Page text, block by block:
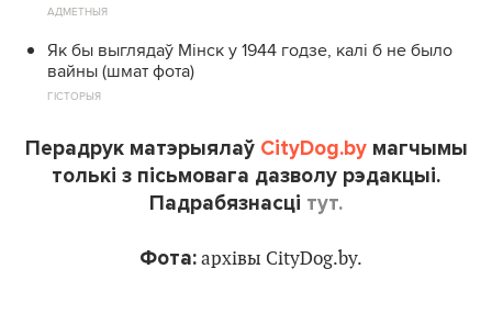
АДМЕТНЫЯ
Як бы выглядаў Мінск у 1944 годзе, калі б не было
вайны (шмат фота)
ГІСТОРЫЯ
Перадрук матэрыялаў CityDog.byмагчымы
толькі з пісьмовага дазволу рэдакцыі.
Падрабязнасці тут.
Фота: архівы CityDog.by.